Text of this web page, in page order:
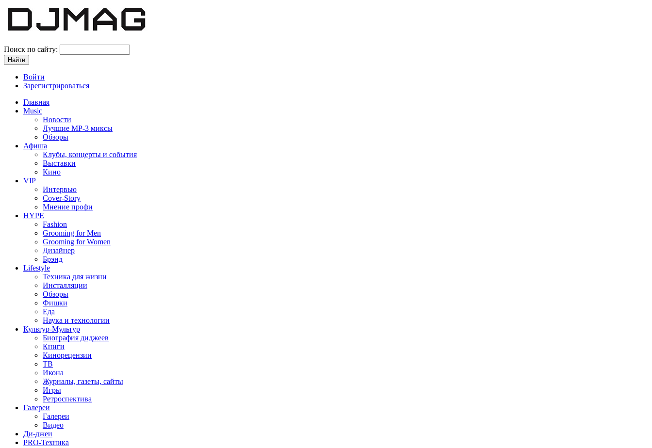
Поиск по сайту:
Войти
Зарегистрироваться
Главная
Music
Новости
Лучшие MP-3 миксы
Обзоры
Афиша
Клубы, концерты и события
Выставки
Кино
VIP
Интервью
Cover-Story
Мнение профи
HYPE
Fashion
Grooming for Men
Grooming for Women
Дизайнер
Брэнд
Lifestyle
Техника для жизни
Инсталляции
Обзоры
Фишки
Еда
Наука и технологии
Культур-Мультур
Биография диджеев
Книги
Кинорецензии
ТВ
Икона
Журналы, газеты, сайты
Игры
Ретроспектива
Галереи
Галереи
Видео
Ди-джеи
PRO-Техника